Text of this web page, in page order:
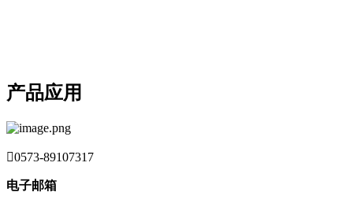
产品应用
0573-89107317
电子邮箱